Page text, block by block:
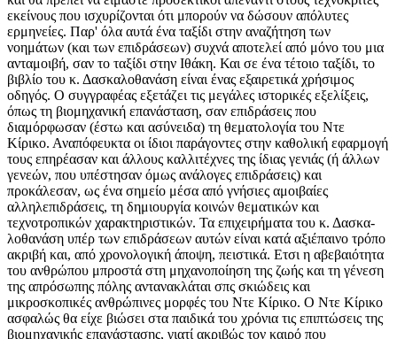
εκείνους που ισχυρίζονται ότι μπορούν να δώσουν απόλυτες
ερμηνείες. Παρ' όλα αυτά ένα ταξίδι στην αναζήτηση των
νοημάτων (και των επιδράσεων) συχνά αποτελεί από μόνο του μια
ανταμοιβή, σαν το ταξίδι στην Ιθάκη. Και σε ένα τέτοιο ταξίδι, το
βιβλίο του κ. Δασκαλοθανάση είναι ένας εξαιρετικά χρήσιμος
οδηγός. Ο συγγραφέας εξετάζει τις μεγάλες ιστορικές εξελίξεις,
όπως τη βιομηχανική επανάσταση, σαν επιδράσεις που
διαμόρφωσαν (έστω και ασύνειδα) τη θεματολογία του Ντε
Κίρικο. Αναπόφευκτα οι ίδιοι παράγοντες στην καθολική εφαρμογή
τους επηρέασαν και άλλους καλλιτέχνες της ίδιας γενιάς (ή άλλων
γενεών, που υπέστησαν όμως ανάλογες επιδράσεις) και
προκάλεσαν, ως ένα σημείο μέσα από γνήσιες αμοιβαίες
αλληλεπιδράσεις, τη δημιουργία κοινών θεματικών και
τεχνοτροπικών χαρακτηριστικών. Τα επιχειρήματα του κ. Δασκα-
λοθανάση υπέρ των επιδράσεων αυτών είναι κατά αξιέπαινο τρόπο
ακριβή και, από χρονολογική άποψη, πειστικά. Ετσι η αβεβαιότητα
του ανθρώπου μπροστά στη μηχανοποίηση της ζωής και τη γένεση
της απρόσωπης πόλης αντανακλάται σπς σκιώδεις και
μικροσκοπικές ανθρώπινες μορφές του Ντε Κίρικο. Ο Ντε Κίρικο
ασφαλώς θα είχε βιώσει στα παιδικά του χρόνια τις επιπτώσεις της
βιομηχανικής επανάστασης, γιατί ακριβώς τον καιρό που